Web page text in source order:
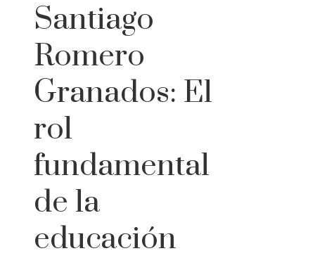
Santiago
Romero
Granados: El
rol
fundamental
de la
educación